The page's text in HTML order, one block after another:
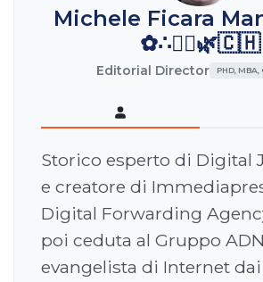
Michele Ficara
✿∴♛🌿🇨🇭
Editorial Director PHD, MBA,
Storico esperto di Digital
e creatore di
Digital Forwarding
poi ceduta al Gruppo
evangelista di Internet